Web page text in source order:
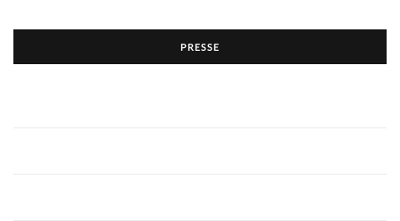
PRESSE